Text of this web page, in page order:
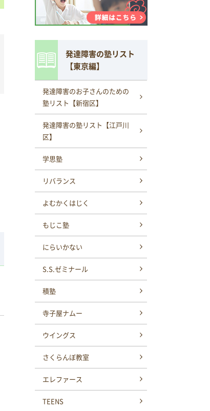
発達障害の塾リスト
【東京編】
発達障害のお子さんのための
塾リスト【新宿区】
発達障害の塾リスト【江戸川
区】
学思塾
リバランス
よむかくはじく
もじこ塾
にらいかない
S.S.ゼミナール
積塾
寺子屋ナムー
ウイングス
さくらんぼ教室
エレファース
TEENS